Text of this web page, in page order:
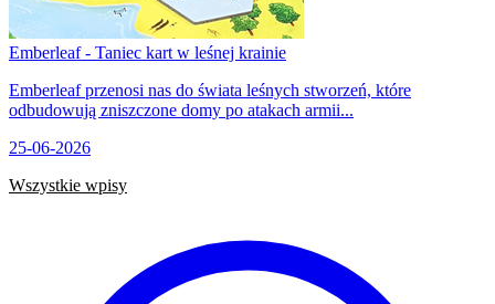
Emberleaf - Taniec kart w leśnej krainie
Emberleaf przenosi nas do świata leśnych stworzeń, które
odbudowują zniszczone domy po atakach armii...
25-06-2026
Wszystkie wpisy